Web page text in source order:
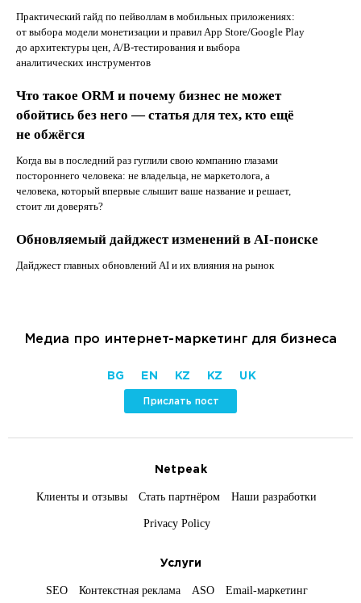
Практический гайд по пейволлам в мобильных приложениях:
от выбора модели монетизации и правил App Store/Google Play
до архитектуры цен, A/B-тестирования и выбора
аналитических инструментов
Что такое ORM и почему бизнес не может
обойтись без него — статья для тех, кто ещё
не обжёгся
Когда вы в последний раз гуглили свою компанию глазами
постороннего человека: не владельца, не маркетолога, а
человека, который впервые слышит ваше название и решает,
стоит ли доверять?
Обновляемый дайджест изменений в AI-поиске
Дайджест главных обновлений AI и их влияния на рынок
Медиа про интернет-маркетинг для бизнеса
BG EN KZ KZ UK
Прислать пост
Netpeak
Клиенты и отзывы Стать партнёром Наши разработки
Privacy Policy
Услуги
SEO Контекстная реклама ASO Email-маркетинг